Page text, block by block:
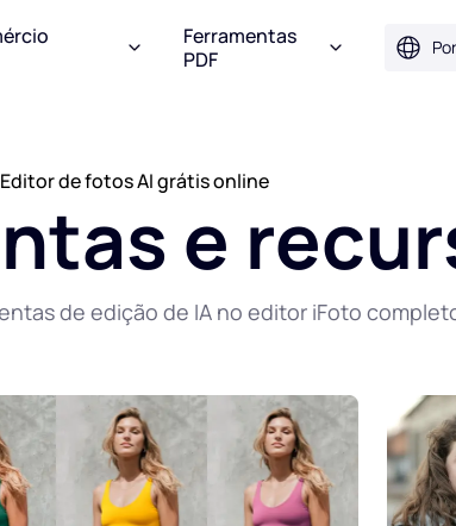
Ferramentas
PDF
Editor de fotos AI grátis online
e
de edição de IA no editor iFoto